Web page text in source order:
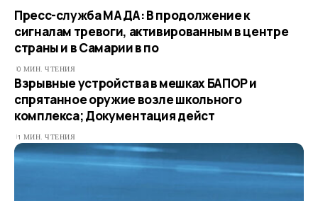
Пресс-служба MАДА: В продолжение к
сигналам тревоги, активированным в центре
страны и в Самарии в по
0 МИН. ЧТЕНИЯ
Взрывные устройства в мешках БАПОР и
спрятанное оружие возле школьного
комплекса; Документация дейст
1 МИН. ЧТЕНИЯ